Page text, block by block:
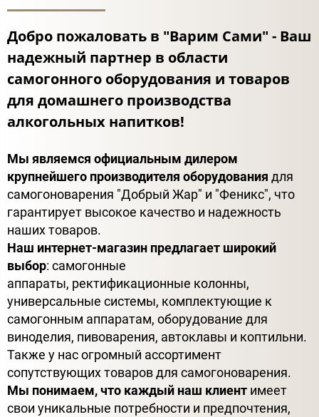
Добро пожаловать в "Варим Сами" - Ваш
надежный партнер в области
самогонного оборудования и товаров
для домашнего производства
алкогольных напитков!
Мы являемся официальным дилером
крупнейшего производителя оборудования для
самогоноварения "Добрый Жар" и "Феникс", что
гарантирует высокое качество и надежность
наших товаров.
Наш интернет-магазин предлагает широкий
выбор: самогонные
аппараты, ректификационные колонны,
универсальные системы, комплектующие к
самогонным аппаратам, оборудование для
виноделия, пивоварения, автоклавы и коптильни.
Также у нас огромный ассортимент
сопутствующих товаров для самогоноварения.
Мы понимаем, что каждый наш клиент имеет
свои уникальные потребности и предпочтения,